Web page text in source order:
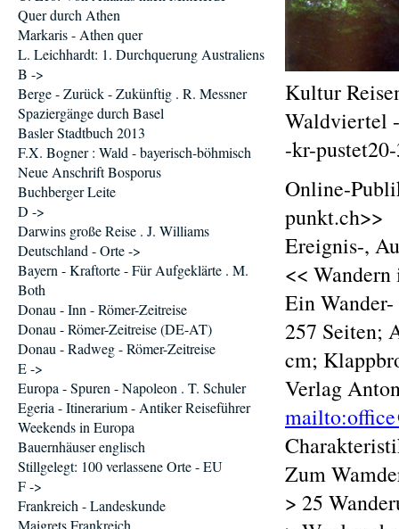
Kultur
Waldviertel
-kr-
Online-
punkt.ch>>
Ereignis-,
<<
Ein
257 Seiten;
cm;
Verlag
Zum
> 25
Quer durch Athen
Markaris - Athen quer
L. Leichhardt: 1. Durchquerung Australiens
B ->
Berge - Zurück - Zukünftig . R. Messner
Spaziergänge durch Basel
Basler Stadtbuch 2013
F.X. Bogner : Wald - bayerisch-böhmisch
Neue Anschrift Bosporus
Buchberger Leite
D ->
Darwins große Reise . J. Williams
Deutschland - Orte ->
Bayern - Kraftorte - Für Aufgeklärte . M.
Both
Donau - Inn - Römer-Zeitreise
Donau - Römer-Zeitreise (DE-AT)
Donau - Radweg - Römer-Zeitreise
E ->
Europa - Spuren - Napoleon . T. Schuler
Egeria - Itinerarium - Antiker Reiseführer
Weekends in Europa
Bauernhäuser englisch
Stillgelegt: 100 verlassene Orte - EU
F ->
Frankreich - Landeskunde
Maigrets Frankreich